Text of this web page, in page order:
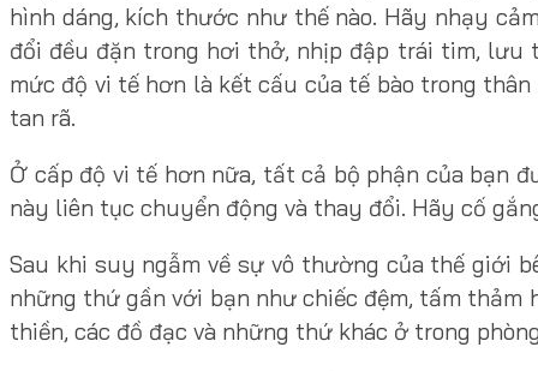
hình dáng, kích thước như thế nào. Hãy nhạy
đổi đều đặn trong hơi thở, nhịp đập trái tim, lưu
mức độ vi tế hơn là kết cấu của tế bào trong
tan rã.
Ở cấp độ vi tế hơn nữa, tất cả bộ phận của bạn
này liên tục chuyển động và thay đổi. Hãy cố
Sau khi suy ngẫm về sự vô thường của thế giới
những thứ gần với bạn như chiếc đệm, tấm thảm
thiền, các đồ đạc và những thứ khác ở trong